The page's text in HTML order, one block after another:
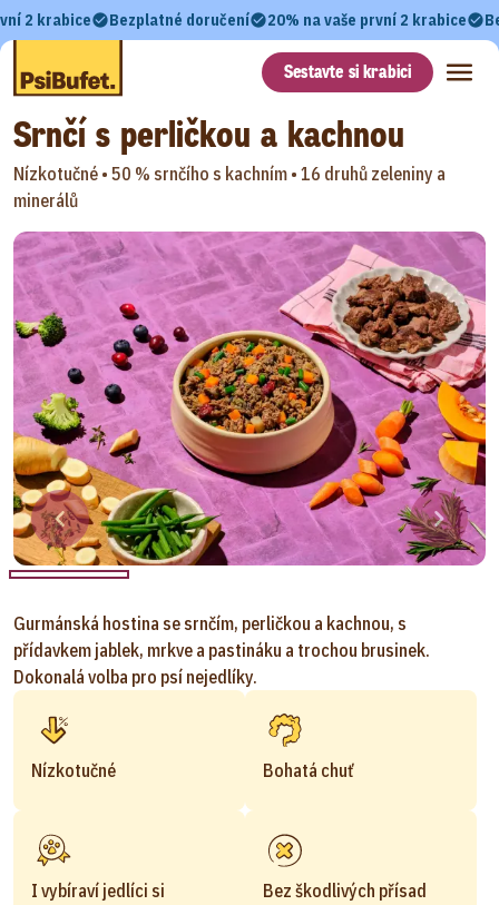
2 krabice Bezplatné doručení 20% na vaše první 2 krabice
Sestavte si krabici
Srnčí s perličkou a kachnou
Nízkotučné • 50 % srnčího s kachním • 16 druhů zeleniny a
minerálů
Gurmánská hostina se srnčím, perličkou a kachnou, s
přídavkem jablek, mrkve a pastináku a trochou brusinek.
Dokonalá volba pro psí nejedlíky.
Nízkotučné Bohatá chuť
I vybíraví jedlíci si
Bez škodlivých přísad